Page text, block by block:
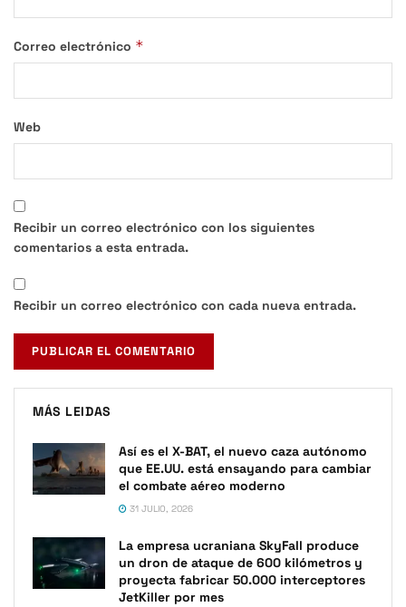
Correo electrónico *
Web
Recibir un correo electrónico con los siguientes
comentarios a esta entrada.
Recibir un correo electrónico con cada nueva entrada.
MÁS LEIDAS
Así es el X-BAT, el nuevo caza autónomo
que EE.UU. está ensayando para cambiar
el combate aéreo moderno
31 JULIO, 2026
La empresa ucraniana SkyFall produce
un dron de ataque de 600 kilómetros y
proyecta fabricar 50.000 interceptores
JetKiller por mes